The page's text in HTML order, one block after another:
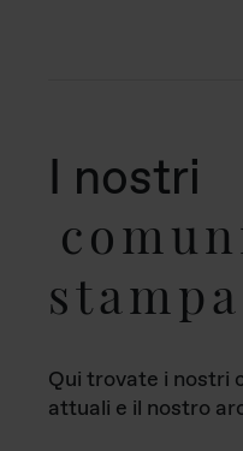
I nostri
stampa
Qui trovate i nostri
attuali e il nostro